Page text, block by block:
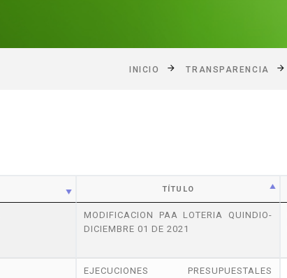
INICIO TRANSPARENCIA
TÍTULO
MODIFICACION PAA LOTERIA QUINDIO-
DICIEMBRE 01 DE 2021
EJECUCIONES PRESUPUESTALES